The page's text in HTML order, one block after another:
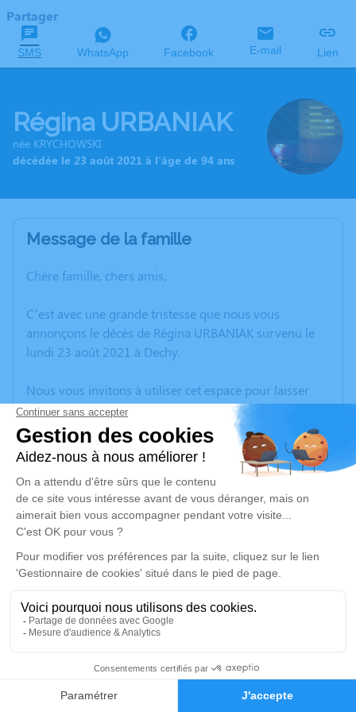
Faire-part Hommages
Partager
SMS WhatsApp Facebook E-mail Lien
Régina URBANIAK
née KRYCHOWSKI
décédée le 23 août 2021 à l'âge de 94 ans
Message de la famille
Chère famille, chers amis,
C’est avec une grande tristesse que nous vous
annonçons le décès de Régina URBANIAK survenu le
lundi 23 août 2021 à Dechy.
Nous vous invitons à utiliser cet espace pour laisser
vos condoléances, partager des photos souvenirs, une
anecdote ou exprimer vos pensées à travers des
poèmes ou des textes. Cet endroit est un lieu
d'expression dédié à honorer la mémoire de Régina
URBANIAK.
Un service de plantation d’arbre hommage est
disponible ici
Cérémonie religieuse
Église Saint-Amand de Dechy
59187 Dechy